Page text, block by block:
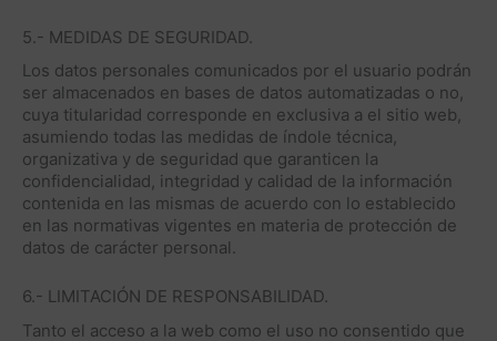
5.- MEDIDAS DE SEGURIDAD.
Los datos personales comunicados por el usuario podrán
ser almacenados en bases de datos automatizadas o no,
cuya titularidad corresponde en exclusiva a el sitio web,
asumiendo todas las medidas de índole técnica,
organizativa y de seguridad que garanticen la
confidencialidad, integridad y calidad de la información
contenida en las mismas de acuerdo con lo establecido
en las normativas vigentes en materia de protección de
datos de carácter personal.
6.- LIMITACIÓN DE RESPONSABILIDAD.
Tanto el acceso a la web como el uso no consentido que